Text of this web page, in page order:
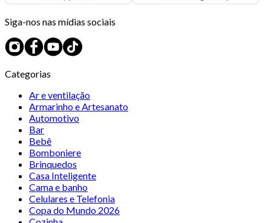
Siga-nos nas mídias sociais
Categorias
Ar e ventilação
Armarinho e Artesanato
Automotivo
Bar
Bebê
Bomboniere
Brinquedos
Casa Inteligente
Cama e banho
Celulares e Telefonia
Copa do Mundo 2026